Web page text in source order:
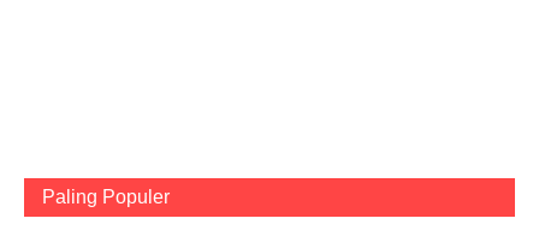
Paling Populer